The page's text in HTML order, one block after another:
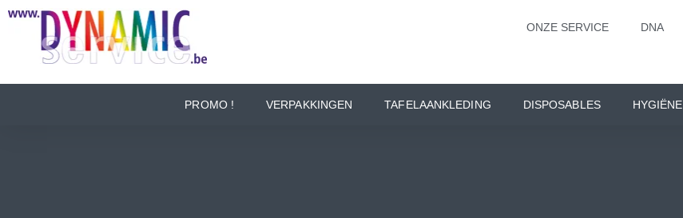
ONZE SERVICE DNA
PROMO ! VERPAKKINGEN TAFELAANKLEDING DISPOSABLES HYGIËNE